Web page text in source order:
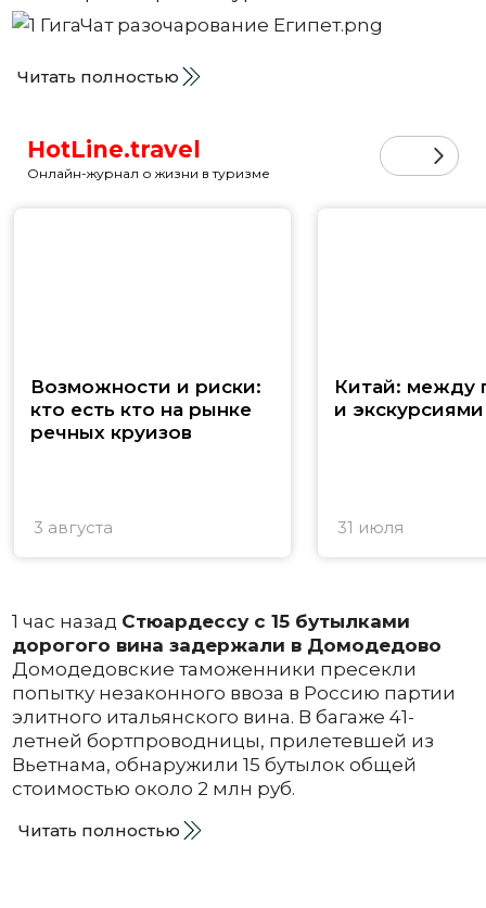
Читать полностью
HotLine.travel
Онлайн-журнал о жизни в туризме
Возможности и риски:
кто есть кто на рынке
речных круизов
3 августа
Китай: между
и экскурсиями
31 июля
1 час назад Стюардессу с 15 бутылками
дорогого вина задержали в Домодедово
Домодедовские таможенники пресекли
попытку незаконного ввоза в Россию партии
элитного итальянского вина. В багаже 41-
летней бортпроводницы, прилетевшей из
Вьетнама, обнаружили 15 бутылок общей
стоимостью около 2 млн руб.
Читать полностью